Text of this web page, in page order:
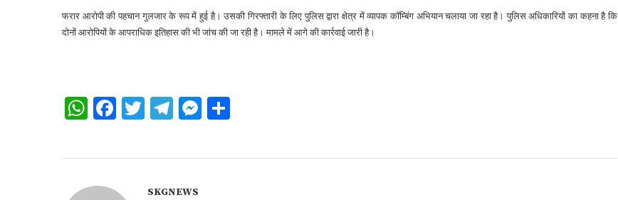
फरार आरोपी की पहचान गुलजार के रूप में हुई है। उसकी गिरफ्तारी के लिए पुलिस द्वारा क्षेत्र में व्यापक कॉम्बिंग अभियान चलाया जा रहा है। पुलिस अधिकारियों का कहना है कि
दोनों आरोपियों के आपराधिक इतिहास की भी जांच की जा रही है। मामले में आगे की कार्रवाई जारी है।
WhatsApp
Facebook
Twitter
Telegram
Messenger
SKGNEWS